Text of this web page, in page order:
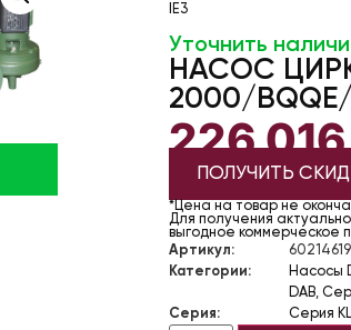
IE3
Уточнить
НАСОС
2000/
226
ПОЛУЧИТЬ
*Цена на товар не
Для получения
выгодное коммерческое
Артикул:
60214619
Категории:
Насосы
DAB,
Серия:
Серия